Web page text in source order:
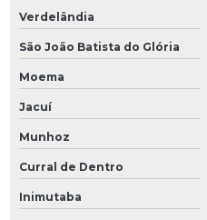
Verdelândia
São João Batista do Glória
Moema
Jacuí
Munhoz
Curral de Dentro
Inimutaba